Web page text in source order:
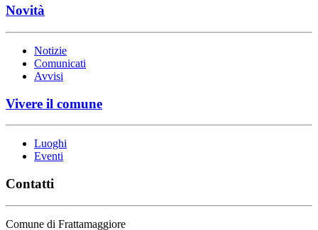
Novità
Notizie
Comunicati
Avvisi
Vivere il comune
Luoghi
Eventi
Contatti
Comune di Frattamaggiore